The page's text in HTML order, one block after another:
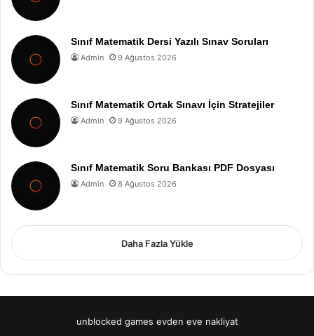
Sınıf Matematik Dersi Yazılı Sınav Soruları
Admin 9 Ağustos 2026
Sınıf Matematik Ortak Sınavı İçin Stratejiler
Admin 9 Ağustos 2026
Sınıf Matematik Soru Bankası PDF Dosyası
Admin 8 Ağustos 2026
Daha Fazla Yükle
unblocked games evden eve nakliyat